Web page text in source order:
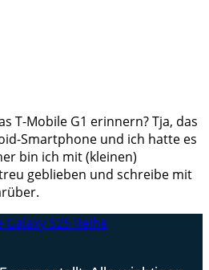
T-Mobile G1 erinnern? Tja, das
Smartphone und ich hatte es
bin ich mit (kleinen)
geblieben und schreibe mit